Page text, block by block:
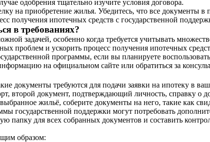
одобрения тщательно изучите условия договора.
на приобретение жилья. Убедитесь, что все документы в
получения ипотечных средств с государственной
в требованиях?
задачей, особенно когда требуется учитывать
проблем и ускорить процесс получения ипотечных
программы, если вы планируете
на официальном сайте или обратиться за
документы требуются для подачи заявки на ипотеку в
второй документ, подтверждающий личность, справку о
жильё, соберите документы на него, такие как
государственной поддержки могут потребовать
папку для всех собранных документов и составить
образом: